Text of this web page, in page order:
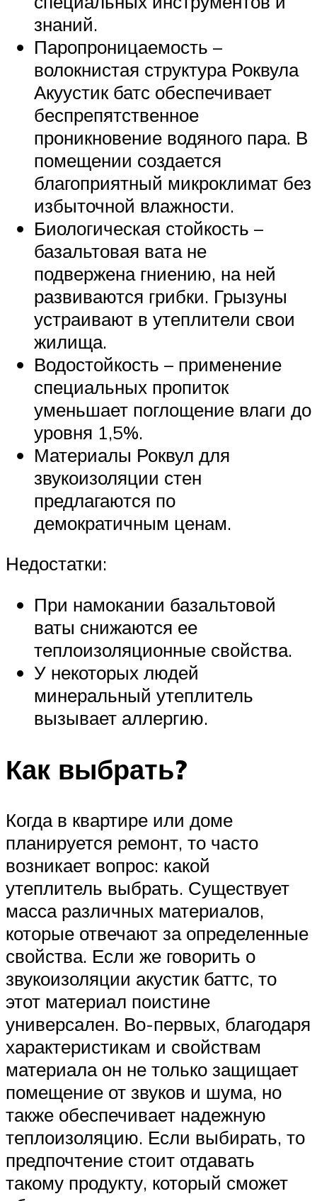
знаний.
Паропроницаемость –
волокнистая структура Роквула
Акуустик батс обеспечивает
беспрепятственное
проникновение водяного пара. В
помещении создается
благоприятный микроклимат без
избыточной влажности.
Биологическая стойкость –
базальтовая вата не
подвержена гниению, на ней
развиваются грибки. Грызуны
устраивают в утеплители свои
жилища.
Водостойкость – применение
специальных пропиток
уменьшает поглощение влаги до
уровня 1,5%.
Материалы Роквул для
звукоизоляции стен
предлагаются по
демократичным ценам.
Недостатки:
При намокании базальтовой
ваты снижаются ее
теплоизоляционные свойства.
У некоторых людей
минеральный утеплитель
вызывает аллергию.
Как выбрать?
Когда в квартире или доме
планируется ремонт, то часто
возникает вопрос: какой
утеплитель выбрать. Существует
масса различных материалов,
которые отвечают за определенные
свойства. Если же говорить о
звукоизоляции акустик баттс, то
этот материал поистине
универсален. Во-первых, благодаря
характеристикам и свойствам
материала он не только защищает
помещение от звуков и шума, но
также обеспечивает надежную
теплоизоляцию. Если выбирать, то
предпочтение стоит отдавать
такому продукту, который сможет